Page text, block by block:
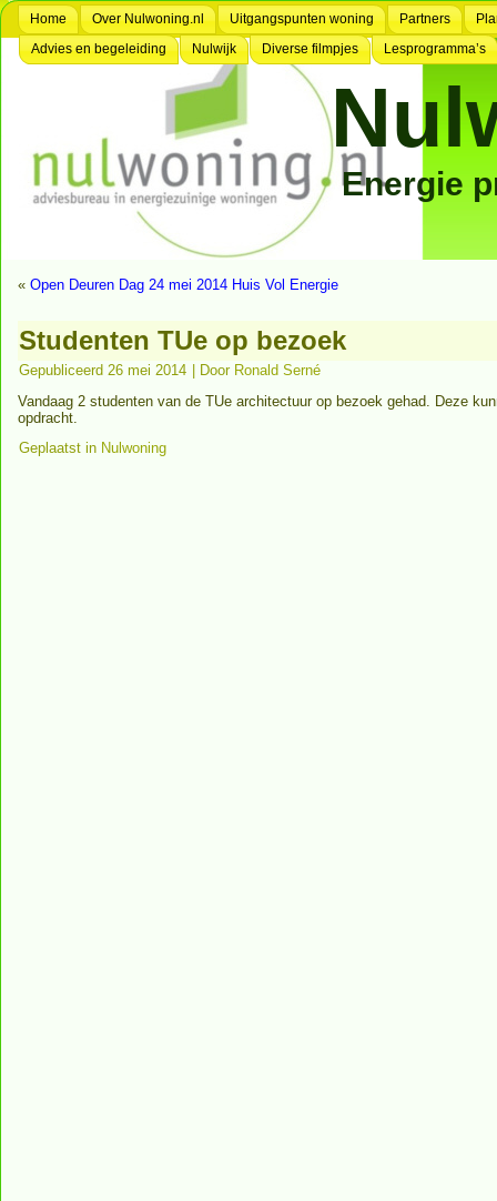
Home Over Nulwoning.nl Uitgangspunten woning Partners
Advies en begeleiding
Nulwijk Diverse filmpjes Lesprogramma’s
Energie
« Open Deuren Dag 24 mei 2014 Huis Vol Energie
Studenten TUe op bezoek
Gepubliceerd 26 mei 2014 Door Ronald Serné
Vandaag 2 studenten van de TUe architectuur op bezoek gehad. Deze
opdracht.
Geplaatst in Nulwoning